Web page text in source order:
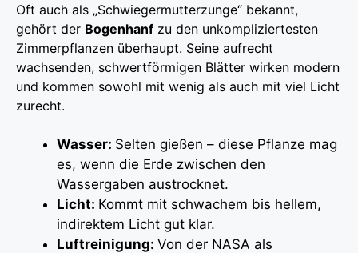
Oft auch als „Schwiegermutterzunge“ bekannt,
gehört der Bogenhanf zu den unkompliziertesten
Zimmerpflanzen überhaupt. Seine aufrecht
wachsenden, schwertförmigen Blätter wirken modern
und kommen sowohl mit wenig als auch mit viel Licht
zurecht.
Wasser: Selten gießen – diese Pflanze mag
es, wenn die Erde zwischen den
Wassergaben austrocknet.
Licht: Kommt mit schwachem bis hellem,
indirektem Licht gut klar.
Luftreinigung: Von der NASA als